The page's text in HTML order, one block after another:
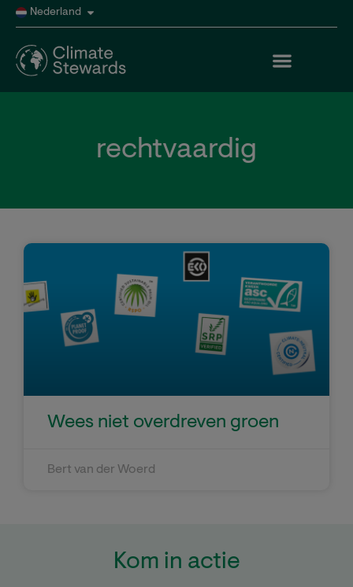
Nederland
rechtvaardig
Wees niet overdreven groen
Bert van der Woerd
Kom in actie